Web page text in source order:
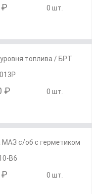
₽ 0 шт.
топлива / БРТ
₽ 0 шт.
МАЗ с/об с герметиком
В6
₽ 0 шт.